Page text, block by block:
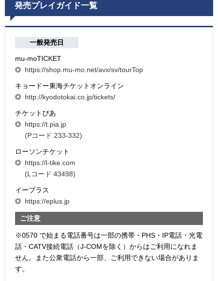
発売プレイガイド一覧
一般発売日
mu-moTICKET
https://shop.mu-mo.net/avx/sv/tourTop
キョードー東海チケットオンライン
http://kyodotokai.co.jp/tickets/
チケットぴあ
https://t.pia.jp
(Pコード 233-332)
ローソンチケット
https://l-tike.com
(Lコード 43498)
イープラス
https://eplus.jp
ご注意
※0570 で始まる電話番号は一部の携帯・PHS・IP電話・光電
話・CATV接続電話（J-COMを除く）からはご利用になれま
せん。また公衆電話から一部、ご利用できない場合がありま
す。